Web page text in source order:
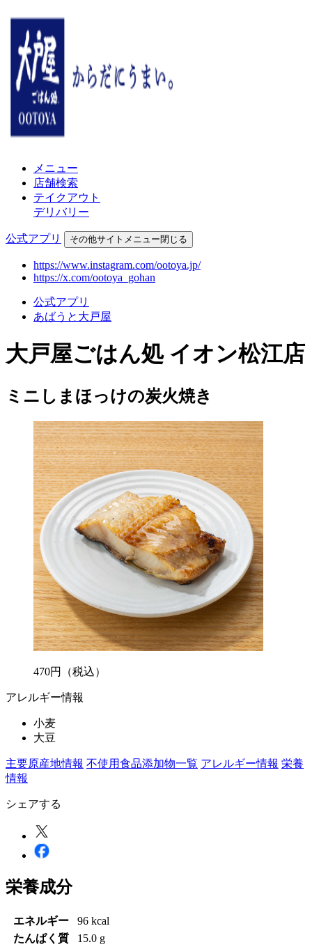
メニュー
店舗検索
テイクアウト
デリバリー
公式アプリ その他サイトメニュー閉じる
https://www.instagram.com/ootoya.jp/
https://x.com/ootoya_gohan
公式アプリ
あばうと大戸屋
大戸屋ごはん処 イオン松江店
ミニしまほっけの炭火焼き
470円 （税込）
アレルギー情報
小麦
大豆
主要原産地情報 不使用食品添加物一覧 アレルギー情報 栄養
情報
シェアする
栄養成分
エネルギー
96 kcal
たんぱく質
15.0 g